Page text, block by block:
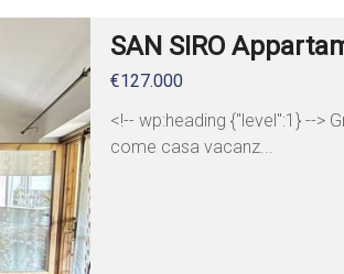
SAN SIRO
€127.000
<!-- wp:heading {"level":1} --
come casa vacanz...